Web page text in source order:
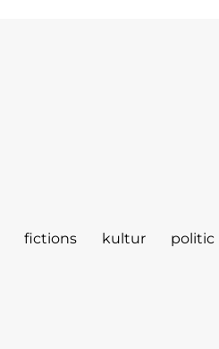
fictions kultur politic